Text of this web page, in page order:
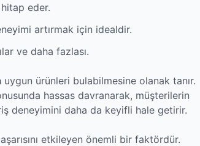
eder.
artırmak için idealdir.
ve daha fazlası.
uygun ürünleri bulabilmesine olanak tanır.
hassas davranarak, müşterilerin
deneyimini daha da keyifli hale getirir.
etkileyen önemli bir faktördür.